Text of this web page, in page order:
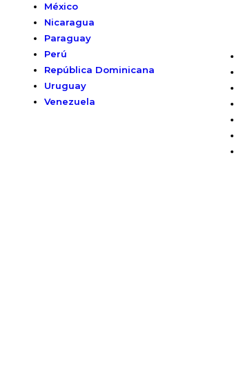
México
Nicaragua
Paraguay
Perú
República Dominicana
Uruguay
Venezuela